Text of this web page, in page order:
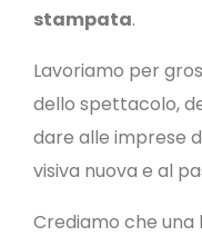
stampata.
Lavoriamo per
dello spettacolo,
dare alle imprese
visiva nuova e al
Crediamo che una